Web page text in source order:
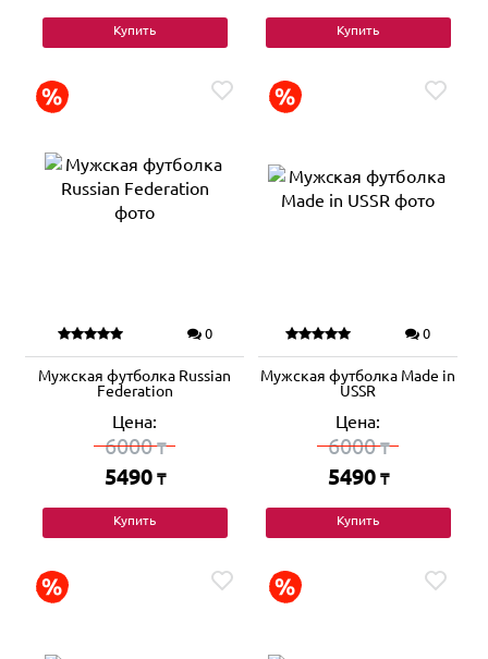
Купить Купить
0
Мужская футболка Russian
Federation
Цена:
6000₸
5490 ₸
Купить
0
Мужская футболка Made in
USSR
Цена:
6000₸
5490 ₸
Купить